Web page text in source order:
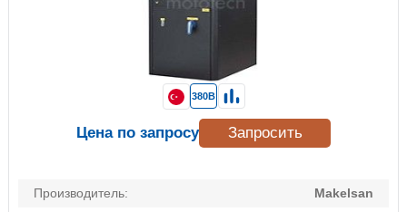
Производитель:
Makelsan
380В
Цена по запросу Запросить